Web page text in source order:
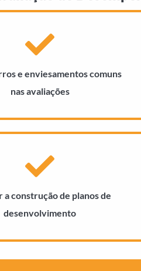
e enviesamentos comuns
nas avaliações
a construção de planos de
desenvolvimento